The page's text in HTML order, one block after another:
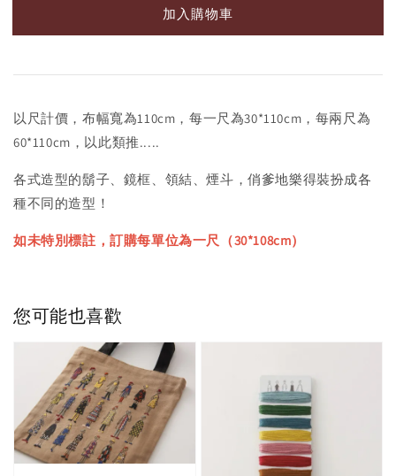
加入購物車
以尺計價，布幅寬為110cm，每一尺為30*110cm，每兩尺為
60*110cm，以此類推.....
各式造型的鬍子、鏡框、領結、煙斗，俏爹地樂得裝扮成各
種不同的造型！
如未特別標註，訂購每單位為一尺（30*108cm）
您可能也喜歡